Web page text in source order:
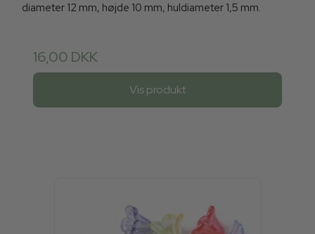
diameter 12 mm, højde 10 mm, huldiameter 1,5 mm.
16,00 DKK
Vis produkt